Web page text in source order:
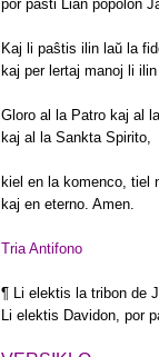
por paŝti Lian popolon
Kaj li paŝtis ilin laŭ la
kaj per lertaj manoj li
Gloro al la Patro kaj al
kaj al la Sankta Spirito,
kiel en la komenco, tiel
kaj en eterno. Amen.
Tria Antifono
¶ Li elektis la tribon de
Li elektis Davidon, por